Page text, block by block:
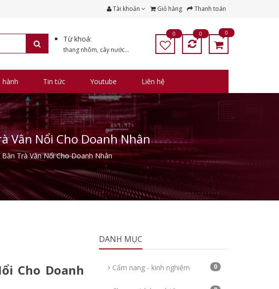
Tài khoản Giỏ hàng Thanh toán
Từ khoá:
thang nhôm, cây nước...
0 0 0
hành Tin tức Youtube Liên hệ
Vân Nổi Cho Doanh Nhân
Trà Vân Nổi Cho Doanh Nhân
Cho Doanh
DANH MỤC
Cẩm nang - kinh nghiệm 0